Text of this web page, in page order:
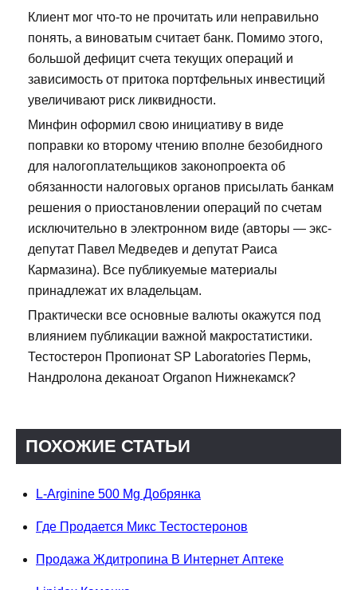
Клиент мог что-то не прочитать или неправильно
понять, а виноватым считает банк. Помимо этого,
большой дефицит счета текущих операций и
зависимость от притока портфельных инвестиций
увеличивают риск ликвидности.
Минфин оформил свою инициативу в виде
поправки ко второму чтению вполне безобидного
для налогоплательщиков законопроекта об
обязанности налоговых органов присылать банкам
решения о приостановлении операций по счетам
исключительно в электронном виде (авторы — экс-
депутат Павел Медведев и депутат Раиса
Кармазина). Все публикуемые материалы
принадлежат их владельцам.
Практически все основные валюты окажутся под
влиянием публикации важной макростатистики.
Тестостерон Пропионат SP Laboratories Пермь,
Нандролона деканоат Organon Нижнекамск?
ПОХОЖИЕ СТАТЬИ
L-Arginine 500 Mg Добрянка
Где Продается Микс Тестостеронов
Продажа Ждитропина В Интернет Аптеке